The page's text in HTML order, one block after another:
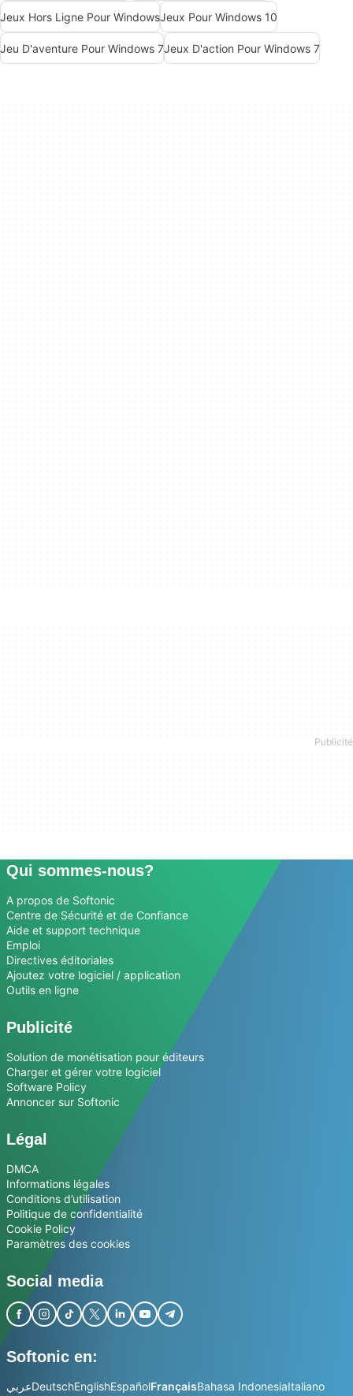
Jeux Hors Ligne Pour WindowsJeux Pour Windows 10
Jeu D'aventure Pour Windows 7Jeux D'action Pour Windows 7
Qui sommes-nous?
A propos de Softonic
Centre de Sécurité et de Confiance
Aide et support technique
Emploi
Directives éditoriales
Ajoutez votre logiciel / application
Outils en ligne
Publicité
Solution de monétisation pour éditeurs
Charger et gérer votre logiciel
Software Policy
Annoncer sur Softonic
Légal
DMCA
Informations légales
Conditions d’utilisation
Politique de confidentialité
Cookie Policy
Paramètres des cookies
Social media
Softonic en:
عربيDeutschEnglishEspañolFrançaisBahasa IndonesiaItaliano